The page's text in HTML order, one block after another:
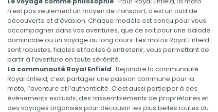
n’est pas seulement un moyen de transport, c’est un outil de
découverte et d’évasion. Chaque modèle est conçu pour vous
accompagner dans vos aventures, que ce soit pour une balade
dominicale ou un voyage au long cours. Les motos Royal Enfield
sont robustes, fiables et faciles à entretenir, vous permettant de
partir à l’aventure en toute sérénité.
La communauté Royal Enfield : Rejoindre la communauté
Royal Enfield, c’est partager une passion commune pour la
moto, l’aventure et l’authenticité. C’est aussi participer à des
événements exclusifs, des rassemblements de propriétaires et
des voyages organisés pour découvrir les plus belles routes du